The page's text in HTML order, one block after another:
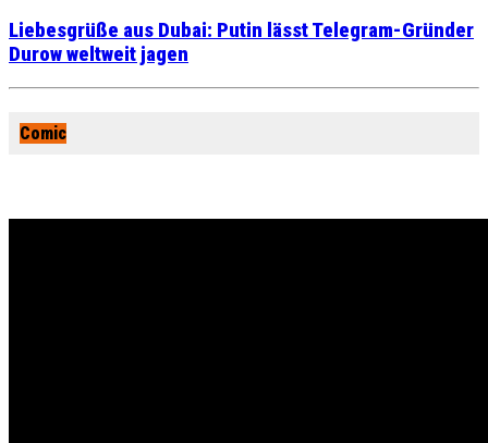
Liebesgrüße aus Dubai: Putin lässt Telegram-Gründer
Durow weltweit jagen
Comic